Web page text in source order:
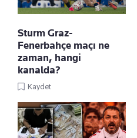
Sturm Graz-
Fenerbahçe maçı ne
zaman, hangi
kanalda?
Kaydet